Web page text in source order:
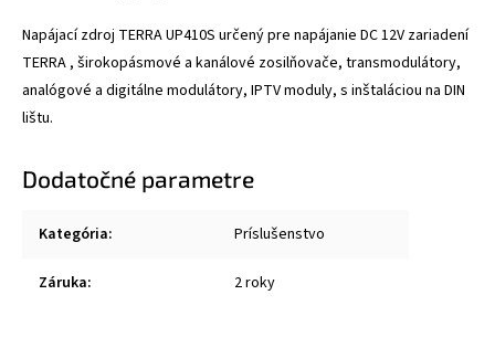
Napájací zdroj TERRA UP410S určený pre napájanie DC 12V zariadení
TERRA , širokopásmové a kanálové zosilňovače, transmodulátory,
analógové a digitálne modulátory, IPTV moduly, s inštaláciou na DIN
lištu.
Dodatočné parametre
Kategória: Príslušenstvo
Záruka: 2 roky